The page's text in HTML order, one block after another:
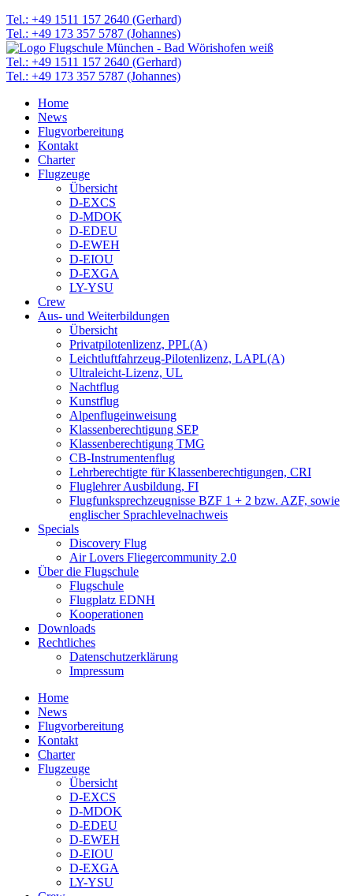
Tel.: +49 1511 157 2640 (Gerhard)
Tel.: +49 173 357 5787 (Johannes)
Tel.: +49 1511 157 2640 (Gerhard)
Tel.: +49 173 357 5787 (Johannes)
Home
News
Flugvorbereitung
Kontakt
Charter
Flugzeuge
Übersicht
D-EXCS
D-MDOK
D-EDEU
D-EWEH
D-EIOU
D-EXGA
LY-YSU
Crew
Aus- und Weiterbildungen
Übersicht
Privatpilotenlizenz, PPL(A)
Leichtluftfahrzeug-Pilotenlizenz, LAPL(A)
Ultraleicht-Lizenz, UL
Nachtflug
Kunstflug
Alpenflugeinweisung
Klassenberechtigung SEP
Klassenberechtigung TMG
CB-Instrumentenflug
Lehrberechtigte für Klassenberechtigungen, CRI
Fluglehrer Ausbildung, FI
Flugfunksprechzeugnisse BZF 1 + 2 bzw. AZF, sowie
englischer Sprachlevelnachweis
Specials
Discovery Flug
Air Lovers Fliegercommunity 2.0
Über die Flugschule
Flugschule
Flugplatz EDNH
Kooperationen
Downloads
Rechtliches
Datenschutzerklärung
Impressum
Home
News
Flugvorbereitung
Kontakt
Charter
Flugzeuge
Übersicht
D-EXCS
D-MDOK
D-EDEU
D-EWEH
D-EIOU
D-EXGA
LY-YSU